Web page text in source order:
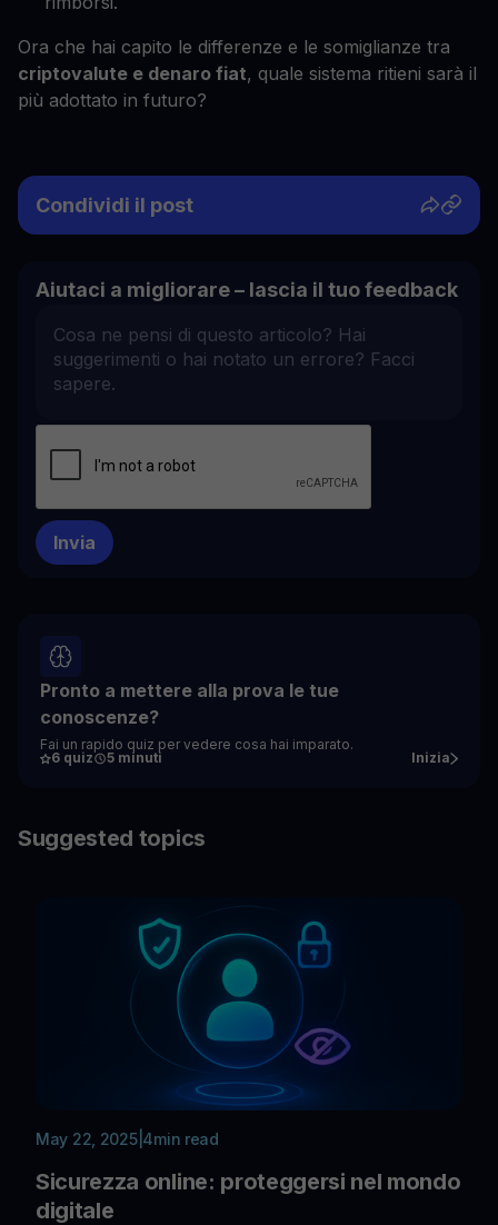
Ora che hai capito le differenze e le somiglianze tra
criptovalute e denaro fiat, quale sistema ritieni sarà il
più adottato in futuro?
Condividi il post
Aiutaci a migliorare – lascia il tuo feedback
Pronto a mettere alla prova le tue
conoscenze?
Fai un rapido quiz per vedere cosa hai imparato.
6 quiz
5 minuti Inizia
Suggested topics
May 22, 2025| 4min read
Sicurezza online: proteggersi nel mondo
digitale